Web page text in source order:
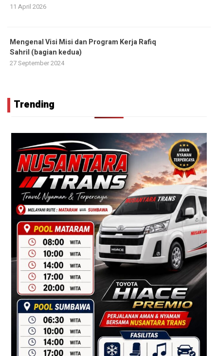
11 April 2026
Mengenal Visi Misi dan Program Kerja Rafiq
Sahril (bagian kedua)
27 September 2024
Trending